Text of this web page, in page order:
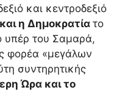
και κεντροδεξιό
η Δημοκρατίατο
υπέρ του Σαμαρά,
φορέα «μεγάλων
συντηρητικής
Ώρα και το